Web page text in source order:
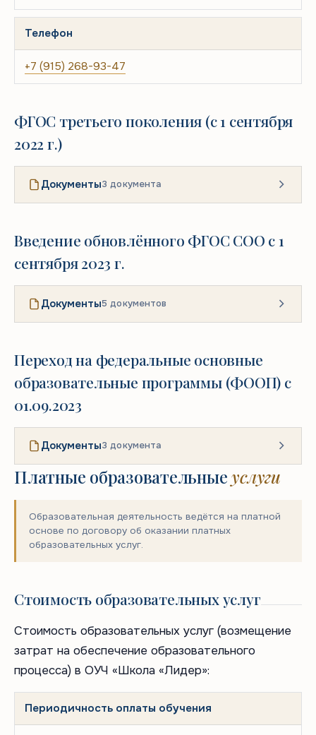
Телефон
+7 (915) 268-93-47
ФГОС третьего поколения (с 1 сентября
2022 г.)
Документы3 документа
Введение обновлённого ФГОС СОО с 1
сентября 2023 г.
Документы5 документов
Переход на федеральные основные
образовательные программы (ФООП) с
01.09.2023
Документы3 документа
Платные образовательныеуслуги
Образовательная деятельность ведётся на платной
основе по договору об оказании платных
образовательных услуг.
Стоимость образовательных услуг
Стоимость образовательных услуг (возмещение
затрат на обеспечение образовательного
процесса) в ОУЧ «Школа «Лидер»:
Периодичность оплаты обучения